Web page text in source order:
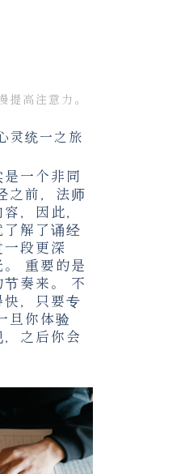
提高注意力。
灵统一之旅
一个非同
之前，法师
，因此，
解了诵经
段更深
重要的是
奏来。 不
，只要专
旦你体验
之后你会